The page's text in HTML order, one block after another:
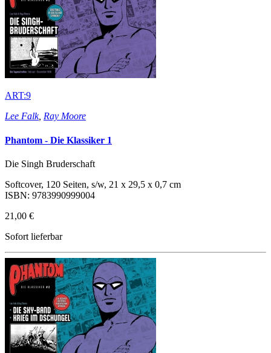
ART:9
Lee Falk, Ray Moore
Phantom - Die Klassiker 1
Die Singh Bruderschaft
Softcover, 120 Seiten, s/w, 21 x 29,5 x 0,7 cm
ISBN: 9783990999004
21,00 €
Sofort lieferbar